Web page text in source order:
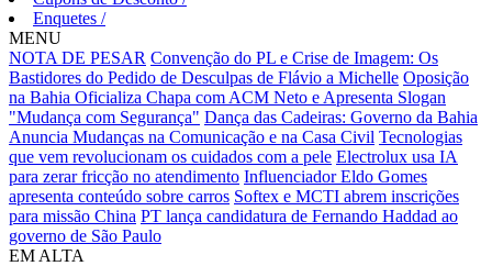
Enquetes /
MENU
NOTA DE PESAR Convenção do PL e Crise de Imagem: Os
Bastidores do Pedido de Desculpas de Flávio a Michelle Oposição
na Bahia Oficializa Chapa com ACM Neto e Apresenta Slogan
"Mudança com Segurança" Dança das Cadeiras: Governo da Bahia
Anuncia Mudanças na Comunicação e na Casa Civil Tecnologias
que vem revolucionam os cuidados com a pele Electrolux usa IA
para zerar fricção no atendimento Influenciador Eldo Gomes
apresenta conteúdo sobre carros Softex e MCTI abrem inscrições
para missão China PT lança candidatura de Fernando Haddad ao
governo de São Paulo
EM ALTA